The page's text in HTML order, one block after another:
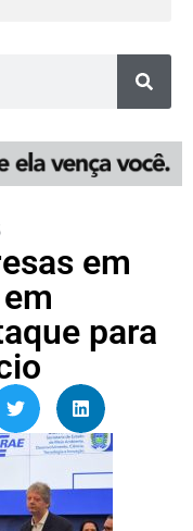
em
para